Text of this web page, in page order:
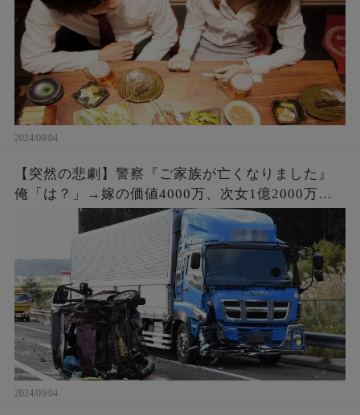
2024/09/04
【突然の悲劇】警察『ご家族が亡くなりました』
俺「は？」→嫁の価値4000万、次女1億2000万。
事故で6人の家族と引換えに大金GET。俺「会社辞
めさせて貰うわ」
2024/09/04